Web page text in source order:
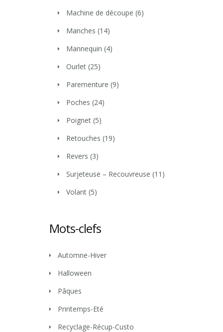
Machine de découpe (6)
Manches (14)
Mannequin (4)
Ourlet (25)
Parementure (9)
Poches (24)
Poignet (5)
Retouches (19)
Revers (3)
Surjeteuse – Recouvreuse (11)
Volant (5)
Mots-clefs
Automne-Hiver
Halloween
Pâques
Printemps-Eté
Recyclage-Récup-Custo